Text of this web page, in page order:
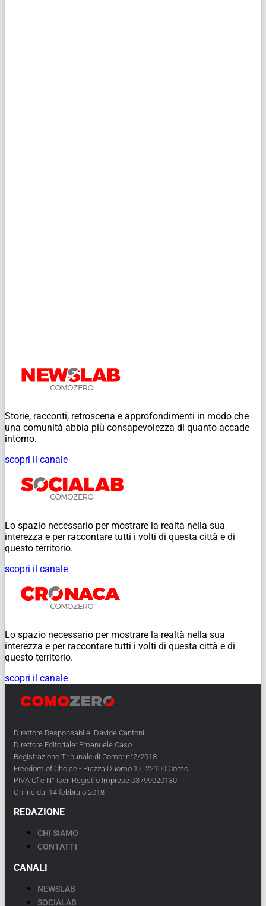
Storie, racconti, retroscena e approfondimenti in modo che
una comunità abbia più consapevolezza di quanto accade
intorno.
scopri il canale
Lo spazio necessario per mostrare la realtà nella sua
interezza e per raccontare tutti i volti di questa città e di
questo territorio.
scopri il canale
Lo spazio necessario per mostrare la realtà nella sua
interezza e per raccontare tutti i volti di questa città e di
questo territorio.
scopri il canale
Direttore Responsabile: Davide Cantoni
Direttore Editoriale: Emanuele Caso
Registrazione Tribunale di Como: n°2/2018
Freedom of Choice - Piazza Duomo 17, 22100 Como
PIVA Cf e N° Iscr. Registro Imprese 03799020130
Online dal 14 febbraio 2018
REDAZIONE
CHI SIAMO
CONTATTI
CANALI
NEWSLAB
SOCIALAB